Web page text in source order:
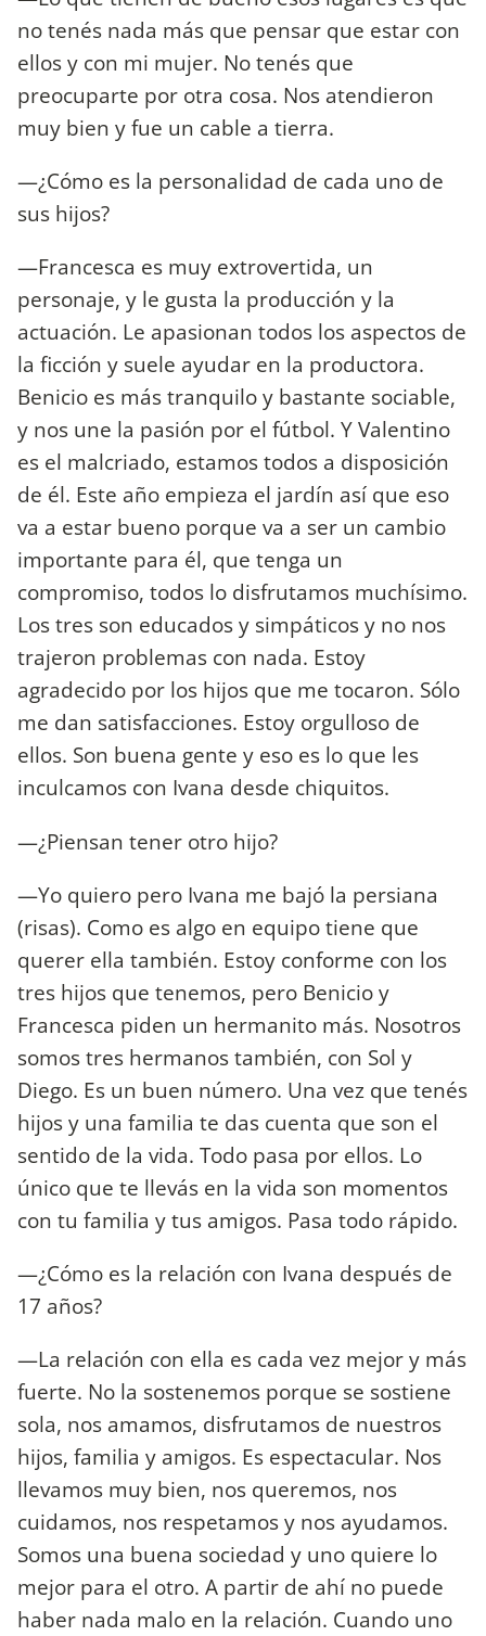
no tenés nada más que pensar que estar con
ellos y con mi mujer. No tenés que
preocuparte por otra cosa. Nos atendieron
muy bien y fue un cable a tierra.
—¿Cómo es la personalidad de cada uno de
sus hijos?
—Francesca es muy extrovertida, un
personaje, y le gusta la producción y la
actuación. Le apasionan todos los aspectos de
la ficción y suele ayudar en la productora.
Benicio es más tranquilo y bastante sociable,
y nos une la pasión por el fútbol. Y Valentino
es el malcriado, estamos todos a disposición
de él. Este año empieza el jardín así que eso
va a estar bueno porque va a ser un cambio
importante para él, que tenga un
compromiso, todos lo disfrutamos muchísimo.
Los tres son educados y simpáticos y no nos
trajeron problemas con nada. Estoy
agradecido por los hijos que me tocaron. Sólo
me dan satisfacciones. Estoy orgulloso de
ellos. Son buena gente y eso es lo que les
inculcamos con Ivana desde chiquitos.
—¿Piensan tener otro hijo?
—Yo quiero pero Ivana me bajó la persiana
(risas). Como es algo en equipo tiene que
querer ella también. Estoy conforme con los
tres hijos que tenemos, pero Benicio y
Francesca piden un hermanito más. Nosotros
somos tres hermanos también, con Sol y
Diego. Es un buen número. Una vez que tenés
hijos y una familia te das cuenta que son el
sentido de la vida. Todo pasa por ellos. Lo
único que te llevás en la vida son momentos
con tu familia y tus amigos. Pasa todo rápido.
—¿Cómo es la relación con Ivana después de
17 años?
—La relación con ella es cada vez mejor y más
fuerte. No la sostenemos porque se sostiene
sola, nos amamos, disfrutamos de nuestros
hijos, familia y amigos. Es espectacular. Nos
llevamos muy bien, nos queremos, nos
cuidamos, nos respetamos y nos ayudamos.
Somos una buena sociedad y uno quiere lo
mejor para el otro. A partir de ahí no puede
haber nada malo en la relación. Cuando uno